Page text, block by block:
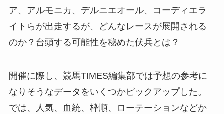
ア、アルモニカ、デルニエオール、コーディエラ
イトらが出走するが、どんなレースが展開される
のか？台頭する可能性を秘めた伏兵とは？
開催に際し、競馬TIMES編集部では予想の参考に
なりそうなデータをいくつかピックアップした。
では、人気、血統、枠順、ローテーションなどか